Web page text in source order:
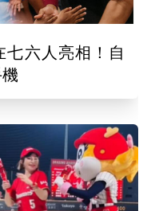
七六人亮相！自